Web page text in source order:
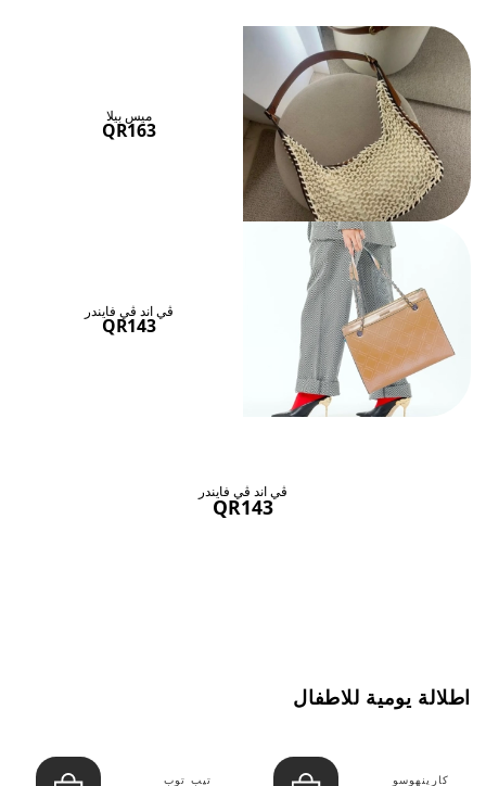
ميس بيلا
QR163
ڤي اند ڤي فايندر
QR143
ڤي اند ڤي فايندر
QR143
اطلالة يومية للاطفال
كارينهوسو تيب توب